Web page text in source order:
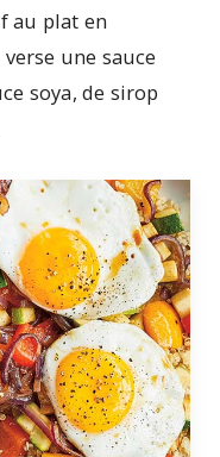
au plat en
une sauce
soya, de sirop